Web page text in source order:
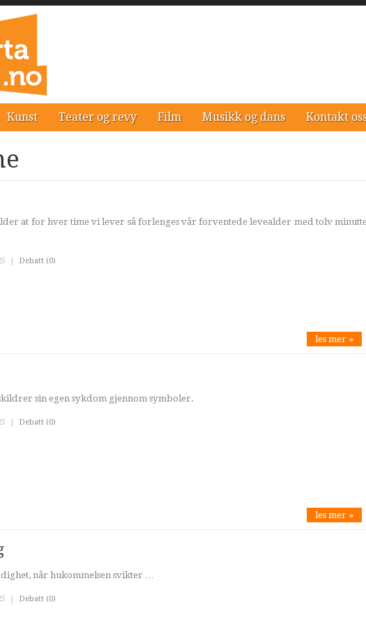
Kunst Teater og revy Film Musikk og dans Kontakt
at for hver time vi lever så forlenges vår forventede levealder med tolv
| Debatt (0)
les mer »
sin egen sykdom gjennom symboler.
Debatt (0)
les mer »
når hukommelsen svikter …
| Debatt (0)